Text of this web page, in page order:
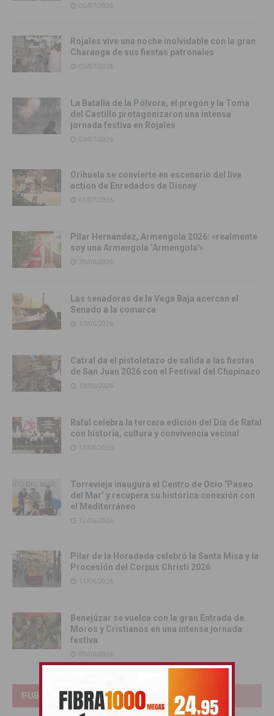
06/07/2026
Rojales vive una noche inolvidable con la gran
Charanga de sus fiestas patronales
05/07/2026
La Batalla de la Pólvora, el pregón y la Toma
del Castillo protagonizaron una intensa
jornada festiva en Rojales
03/07/2026
Orihuela se convierte en escenario del live
action de Enredados de Disney
01/07/2026
Pilar Hernández, Armengola 2026: «realmente
soy una Armengola ‘Armengola'»
29/06/2026
Las senadoras de la Vega Baja acercan el
Senado a la comarca
17/06/2026
Catral da el pistoletazo de salida a las fiestas
de San Juan 2026 con el Festival del Chupinazo
13/06/2026
Rafal celebra la tercera edición del Día de Rafal
con historia, cultura y convivencia vecinal
13/06/2026
Torrevieja inaugura el Centro de Ocio ‘Paseo
del Mar’ y recupera su histórica conexión con
el Mediterráneo
12/06/2026
Pilar de la Horadada celebró la Santa Misa y la
Procesión del Corpus Christi 2026
11/06/2026
Benejúzar se vuelca con la gran Entrada de
Moros y Cristianos en una intensa jornada
festiva
09/06/2026
PUBLICIDAD